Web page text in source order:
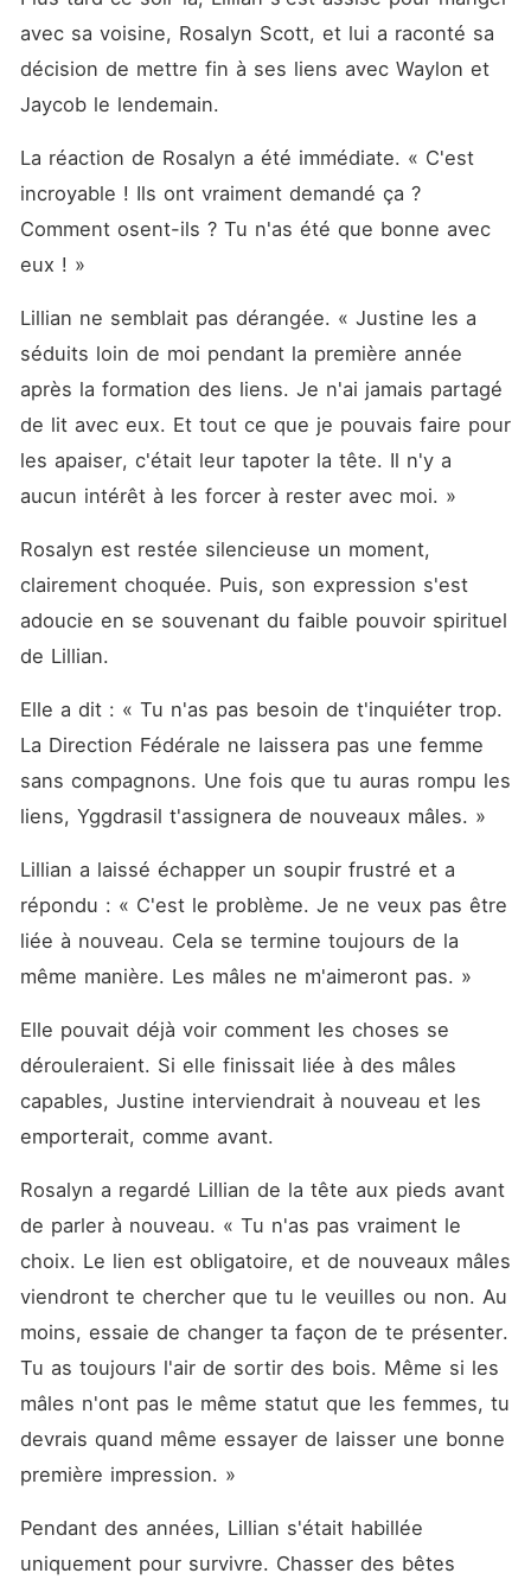
avec sa voisine, Rosalyn Scott, et lui a raconté sa
décision de mettre fin à ses liens avec Waylon et
Jaycob le lendemain.
La réaction de Rosalyn a été immédiate. « C'est
incroyable ! Ils ont vraiment demandé ça ?
Comment osent-ils ? Tu n'as été que bonne avec
eux ! »
Lillian ne semblait pas dérangée. « Justine les a
séduits loin de moi pendant la première année
après la formation des liens. Je n'ai jamais partagé
de lit avec eux. Et tout ce que je pouvais faire pour
les apaiser, c'était leur tapoter la tête. Il n'y a
aucun intérêt à les forcer à rester avec moi. »
Rosalyn est restée silencieuse un moment,
clairement choquée. Puis, son expression s'est
adoucie en se souvenant du faible pouvoir spirituel
de Lillian.
Elle a dit : « Tu n'as pas besoin de t'inquiéter trop.
La Direction Fédérale ne laissera pas une femme
sans compagnons. Une fois que tu auras rompu les
liens, Yggdrasil t'assignera de nouveaux mâles. »
Lillian a laissé échapper un soupir frustré et a
répondu : « C'est le problème. Je ne veux pas être
liée à nouveau. Cela se termine toujours de la
même manière. Les mâles ne m'aimeront pas. »
Elle pouvait déjà voir comment les choses se
dérouleraient. Si elle finissait liée à des mâles
capables, Justine interviendrait à nouveau et les
emporterait, comme avant.
Rosalyn a regardé Lillian de la tête aux pieds avant
de parler à nouveau. « Tu n'as pas vraiment le
choix. Le lien est obligatoire, et de nouveaux mâles
viendront te chercher que tu le veuilles ou non. Au
moins, essaie de changer ta façon de te présenter.
Tu as toujours l'air de sortir des bois. Même si les
mâles n'ont pas le même statut que les femmes, tu
devrais quand même essayer de laisser une bonne
première impression. »
Pendant des années, Lillian s'était habillée
uniquement pour survivre. Chasser des bêtes